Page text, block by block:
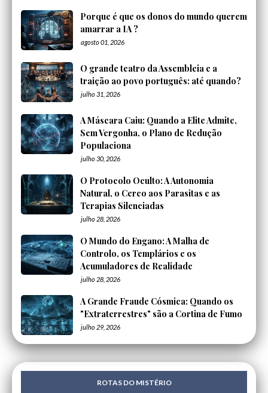
Porque é que os donos do mundo querem
amarrar a IA ?
agosto 01, 2026
O grande teatro da Assembleia e a
traição ao povo português: até quando?
julho 31, 2026
A Máscara Caiu: Quando a Elite Admite,
Sem Vergonha, o Plano de Redução
Populaciona
julho 30, 2026
O Protocolo Oculto: A Autonomia
Natural, o Cerco aos Parasitas e as
Terapias Silenciadas
julho 28, 2026
O Mundo do Engano: A Malha de
Controlo, os Templários e os
Acumuladores de Realidade
julho 28, 2026
A Grande Fraude Cósmica: Quando os
"Extraterrestres" são a Cortina de Fumo
julho 29, 2026
ROTAS DO MISTÉRIO